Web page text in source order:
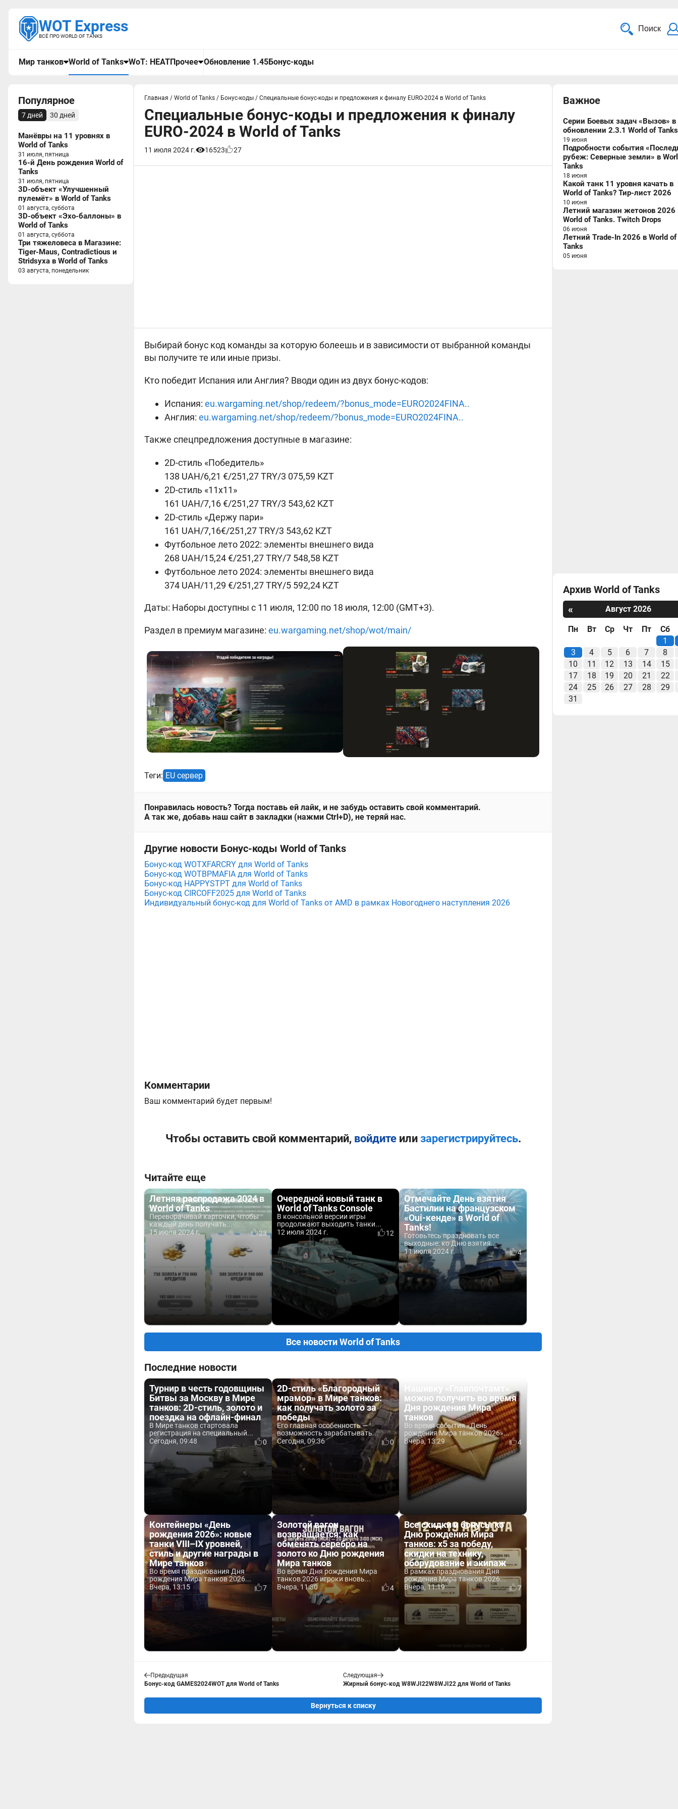
WOT Express
ВСЁ ПРО WORLD OF TANKS
Поиск
Мир танков World of Tanks WoT: HEATПрочее Обновление 1.45Бонус-коды
Популярное
7 дней 30 дней
Манёвры на 11 уровнях в
World of Tanks
31 июля, пятница
16-й День рождения World of
Tanks
31 июля, пятница
3D-объект «Улучшенный
пулемёт» в World of Tanks
01 августа, суббота
3D-объект «Эхо-баллоны» в
World of Tanks
01 августа, суббота
Три тяжеловеса в Магазине:
Tiger-Maus, Contradictious и
Stridsyxa в World of Tanks
03 августа, понедельник
Главная / World of Tanks / Бонус-коды / Специальные бонус-коды и предложения к финалу EURO-2024 в World of Tanks
Специальные бонус-коды и предложения к финалу
EURO-2024 в World of Tanks
11 июля 2024 г. 16523 27
Выбирай бонус код команды за которую болеешь и в зависимости от выбранной команды
вы получите те или иные призы.
Кто победит Испания или Англия? Вводи один из двух бонус-кодов:
Испания: eu.wargaming.net/shop/redeem/?bonus_mode=EURO2024FINA..
Англия: eu.wargaming.net/shop/redeem/?bonus_mode=EURO2024FINA..
Также спецпредложения доступные в магазине:
2D-стиль «Победитель»
138 UAH/6,21 €/251,27 TRY/3 075,59 KZT
2D-стиль «11x11»
161 UAH/7,16 €/251,27 TRY/3 543,62 KZT
2D-стиль «Держу пари»
161 UAH/7,16€/251,27 TRY/3 543,62 KZT
Футбольное лето 2022: элементы внешнего вида
268 UAH/15,24 €/251,27 TRY/7 548,58 KZT
Футбольное лето 2024: элементы внешнего вида
374 UAH/11,29 €/251,27 TRY/5 592,24 KZT
Даты: Наборы доступны с 11 июля, 12:00 по 18 июля, 12:00 (GMT+3).
Раздел в премиум магазине: eu.wargaming.net/shop/wot/main/
Теги: EU сервер
Понравилась новость? Тогда поставь ей лайк, и не забудь оставить свой комментарий.
А так же, добавь наш сайт в закладки (нажми Ctrl+D), не теряй нас.
Другие новости Бонус-коды World of Tanks
Бонус-код WOTXFARCRY для World of Tanks
Бонус-код WOTBPMAFIA для World of Tanks
Бонус-код HAPPYSTPT для World of Tanks
Бонус-код CIRCOFF2025 для World of Tanks
Индивидуальный бонус-код для World of Tanks от AMD в рамках Новогоднего наступления 2026
Комментарии
Ваш комментарий будет первым!
Чтобы оставить свой комментарий, войдитеили зарегистрируйтесь.
Читайте еще
Летняя распродажа 2024 в
World of Tanks
Переворачивай карточки, чтобы
каждый день получать...
15 июля 2024 г.
23
Очередной новый танк в
World of Tanks Console
В консольной версии игры
продолжают выходить танки...
12 июля 2024 г.
12
Отмечайте День взятия
Бастилии на французском
«Oui-кенде» в World of
Tanks!
Готовьтесь праздновать все
выходные: ко Дню взятия...
11 июля 2024 г.
4
Все новости World of Tanks
Последние новости
Турнир в честь годовщины
Битвы за Москву в Мире
танков: 2D-стиль, золото и
поездка на офлайн-финал
В Мире танков стартовала
регистрация на специальный...
Сегодня, 09:48
0
2D-стиль «Благородный
мрамор» в Мире танков:
как получать золото за
победы
Его главная особенность —
возможность зарабатывать...
Сегодня, 09:36
0
Нашивку «Главпочтамт»
можно получить во время
Дня рождения Мира
танков
Во время события «День
рождения Мира танков 2026»...
Вчера, 13:29
4
Контейнеры «День
рождения 2026»: новые
танки VIII–IX уровней,
стиль и другие награды в
Мире танков
Во время празднования Дня
рождения Мира танков 2026...
Вчера, 13:15
7
Золотой вагон
возвращается: как
обменять серебро на
золото ко Дню рождения
Мира танков
Во время Дня рождения Мира
танков 2026 игроки вновь...
Вчера, 11:30
4
Все скидки и бонусы ко
Дню рождения Мира
танков: x5 за победу,
скидки на технику,
оборудование и экипаж
В рамках празднования Дня
рождения Мира танков 2026...
Вчера, 11:19
7
Предыдущая
Бонус-код GAMES2024WOT для World of Tanks
Следующая
Жирный бонус-код W8WJI22W8WJI22 для World of Tanks
Вернуться к списку
Важное
Серии Боевых задач «Вызов» в
обновлении 2.3.1 World of Tanks
19 июня
Подробности события
рубеж: Северные земли» в
Tanks
18 июня
Какой танк 11 уровня качать в
World of Tanks? Тир-лист 2026
10 июня
Летний магазин жетонов 2026
World of Tanks. Twitch Drops
06 июня
Летний Trade-In 2026 в World of
Tanks
05 июня
Архив World of Tanks
«
Август 2026
Пн Вт Ср Чт Пт
Сб
1
3
4 5 6 7
8
10
11 12 13 14
15
17
18 19 20 21
22
24
25 26 27 28
29
31